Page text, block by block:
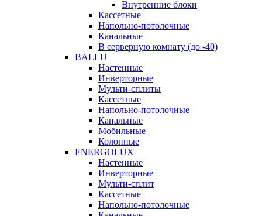
Внутренние блоки
Кассетные
Напольно-потолочные
Канальные
В серверную комнату (до -40)
BALLU
Настенные
Инверторные
Мульти-сплиты
Кассетные
Напольно-потолочные
Канальные
Мобильные
Колонные
ENERGOLUX
Настенные
Инверторные
Мульти-сплит
Кассетные
Напольно-потолочные